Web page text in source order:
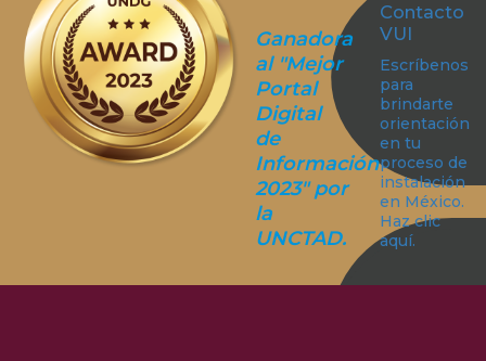
Ganadora
al "Mejor
Portal
Digital
de
Información
2023" por
la
UNCTAD.
Contacto
VUI
Escríbenos
para
brindarte
orientación
en tu
proceso de
instalación
en México.
Haz clic
aquí.